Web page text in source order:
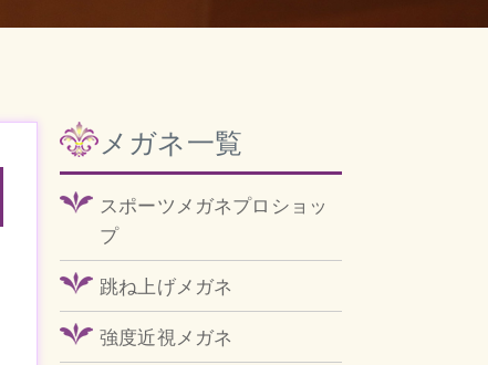
メガネ一覧
スポーツメガネプロショッ
プ
跳ね上げメガネ
強度近視メガネ